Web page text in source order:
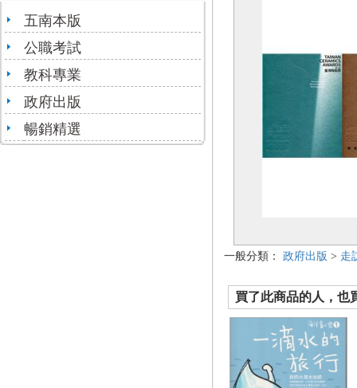
五南本版
公職考試
教科專業
政府出版
暢銷精選
一般分類： 政府出版 > 走
買了此商品的人，也